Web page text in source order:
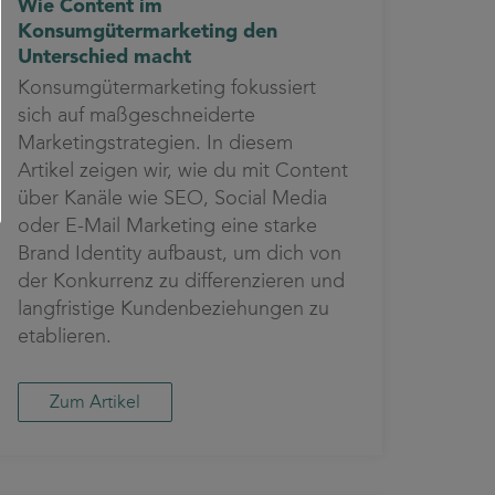
Wie Content im
Konsumgütermarketing den
Unterschied macht
Konsumgütermarketing fokussiert
sich auf maßgeschneiderte
Marketingstrategien. In diesem
Artikel zeigen wir, wie du mit Content
über Kanäle wie SEO, Social Media
oder E-Mail Marketing eine starke
Brand Identity aufbaust, um dich von
der Konkurrenz zu differenzieren und
langfristige Kundenbeziehungen zu
etablieren.
Zum Artikel